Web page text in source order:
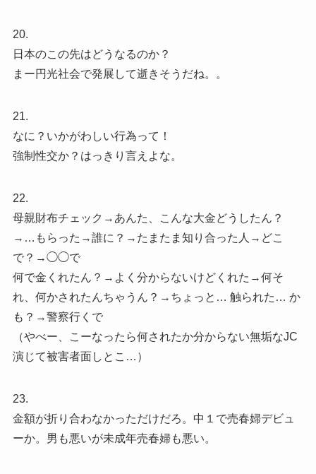
20.
日本のこの先はどうなるのか？
まー円光社会で発展して逝きそうだね。。
21.
なに？いかがわしい行為って！
強制性交か？はっきり言えよな。
22.
母親財布チェック→あんた、こんな大金どうしたん？
→…もらった→誰に？→たまたま知り合った人→どこ
で？→◯◯で
何で金くれたん？→よく分からないけどくれた→何そ
れ、何かされたんちゃうん？→ちょっと… 触られた… か
も？→警察行くで
（やべー、こーなったら何されたか分からない無垢なJC
演じて被害者面しとこ…）
23.
金額が折り合わなかっただけだろ。中１で売春婦デビュ
ーか。男も悪いが未成年売春婦も悪い。